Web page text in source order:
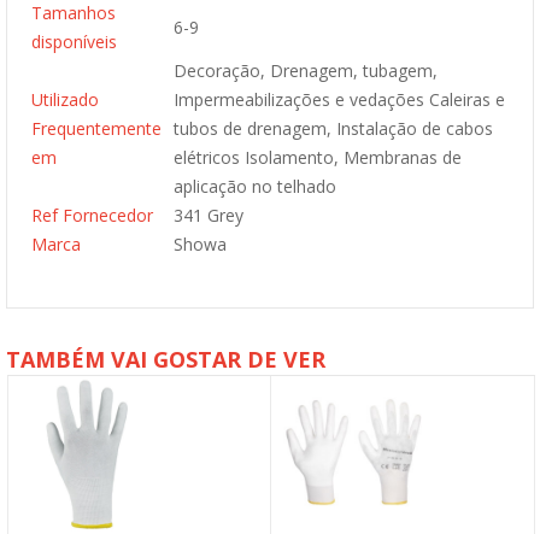
Tamanhos
disponíveis
6-9
Utilizado
Frequentemente
em
Decoração, Drenagem, tubagem,
Impermeabilizações e vedações Caleiras e
tubos de drenagem, Instalação de cabos
elétricos Isolamento, Membranas de
aplicação no telhado
Ref Fornecedor
341 Grey
Marca
Showa
TAMBÉM VAI GOSTAR DE VER